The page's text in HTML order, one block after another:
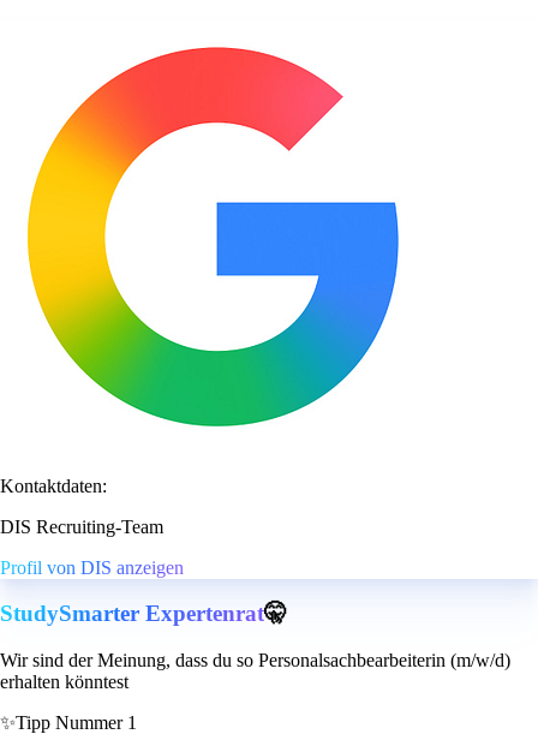
Kontaktdaten:
DIS Recruiting-Team
Profil von DIS anzeigen
StudySmarter Expertenrat🤫
Wir sind der Meinung, dass du so Personalsachbearbeiterin (m/w/d)
erhalten könntest
✨Tipp Nummer 1